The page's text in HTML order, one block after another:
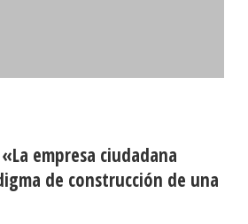
empresa ciudadana
de construcción de una